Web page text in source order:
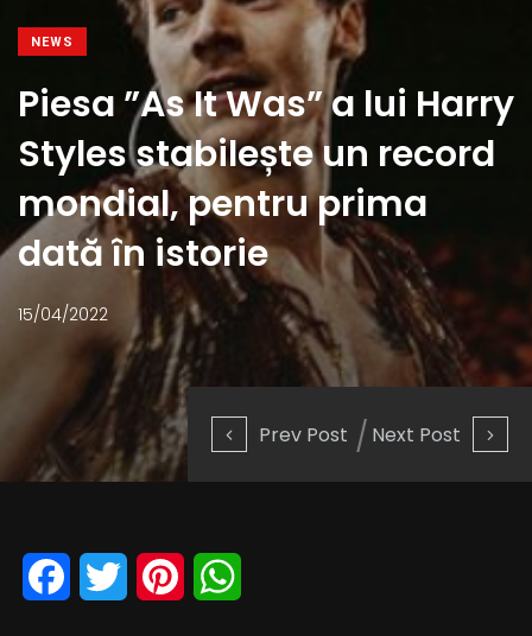
Prev Post Next Post
NEWS
Piesa ”As It Was” a lui Harry
Styles stabilește un record
mondial, pentru prima
dată în istorie
15/04/2022
Facebook
Twitter Pinterest